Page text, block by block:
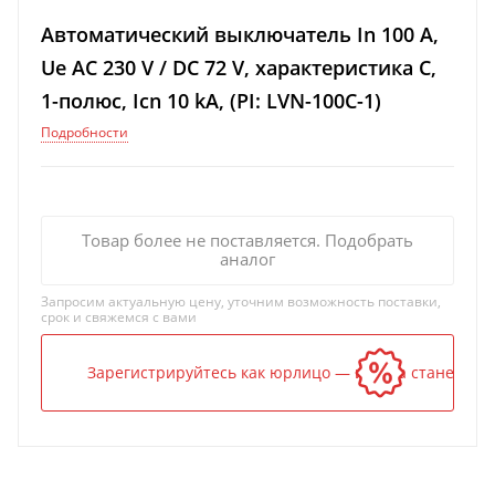
Автоматический выключатель In 100 A,
Ue AC 230 V / DC 72 V, характеристика C,
1-полюс, Icn 10 kA, (PI: LVN-100C-1)
Подробности
Товар более не поставляется. Подобрать
аналог
Запросим актуальную цену, уточним возможность поставки,
срок и свяжемся с вами
Зарегистрируйтесь как юрлицо — и цена станет